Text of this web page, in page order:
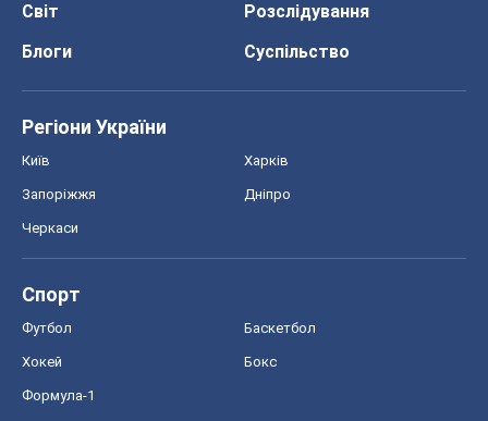
Світ
Розслідування
Блоги
Суспільство
Регіони України
Київ Харків
Запоріжжя Дніпро
Черкаси
Спорт
Футбол Баскетбол
Хокей Бокс
Формула-1